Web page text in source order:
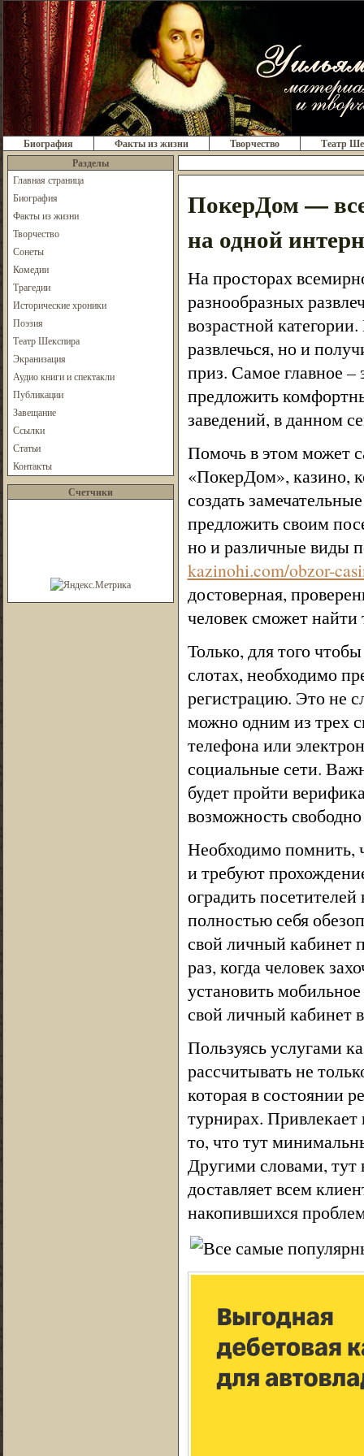
Биография Факты из жизни Творчество
Театр
Разделы
Главная страница
Биография
Факты из жизни
Творчество
Сонеты
Комедии
Трагедии
Исторические хроники
Поэзия
Театр Шекспира
Экранизация
Аудио книги и спектакли
Публикации
Завещание
Ссылки
Статьи
Контакты
Счетчики
ПокерДом —
на одной
На просторах
разнообразных
возрастной
развлечься, но и
приз. Самое главное –
предложить
заведений, в данном
Помочь в этом может
«ПокерДом», казино,
создать
предложить своим
но и различные виды
kazinohi.com/obzor-
достоверная,
человек сможет
Только, для того
слотах, необходимо
регистрацию. Это не
можно одним из трех
телефона или
социальные сети.
будет пройти
возможность
Необходимо помнить,
и требуют
оградить
полностью себя
свой личный кабинет
раз, когда человек
установить
свой личный кабинет
Пользуясь услугами
рассчитывать не
которая в состоянии
турнирах. Привлекает
то, что тут
Другими словами, тут
доставляет всем
накопившихся